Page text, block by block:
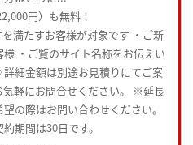
円）も無料！
満たすお客様が対象です ・ご新
・ご覧のサイト名称をお伝えい
細金額は別途お見積りにてご案
気軽にお問合せください。 ※延長
望の際はお問い合わせください。
期間は30日です。